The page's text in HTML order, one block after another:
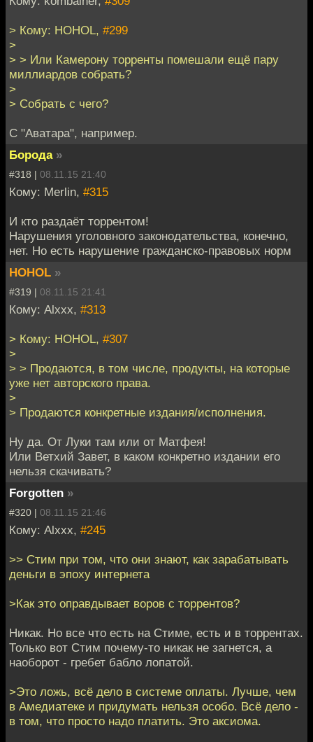
> Кому: HOHOL, #299
>
> > Или Камерону торренты помешали ещё пару
миллиардов собрать?
>
> Собрать с чего?
C "Аватара", например.
Борода »
#318 | 08.11.15 21:40
Кому: Merlin, #315
И кто раздаёт торрентом!
Нарушения уголовного законодательства, конечно,
нет. Но есть нарушение гражданско-правовых норм
HOHOL »
#319 | 08.11.15 21:41
Кому: Alxxx, #313
> Кому: HOHOL, #307
>
> > Продаются, в том числе, продукты, на которые
уже нет авторского права.
>
> Продаются конкретные издания/исполнения.
Ну да. От Луки там или от Матфея!
Или Ветхий Завет, в каком конкретно издании его
нельзя скачивать?
Forgotten »
#320 | 08.11.15 21:46
Кому: Alxxx, #245
>> Стим при том, что они знают, как зарабатывать
деньги в эпоху интернета
>Как это оправдывает воров с торрентов?
Никак. Но все что есть на Стиме, есть и в торрентах.
Только вот Стим почему-то никак не загнется, а
наоборот - гребет бабло лопатой.
>Это ложь, всё дело в системе оплаты. Лучше, чем
в Амедиатеке и придумать нельзя особо. Всё дело -
в том, что просто надо платить. Это аксиома.